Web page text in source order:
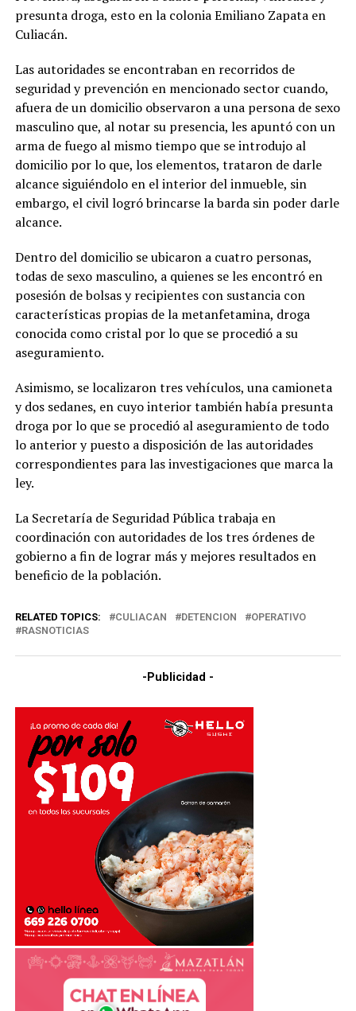
presunta droga, esto en la colonia Emiliano Zapata en
Culiacán.
Las autoridades se encontraban en recorridos de
seguridad y prevención en mencionado sector cuando,
afuera de un domicilio observaron a una persona de sexo
masculino que, al notar su presencia, les apuntó con un
arma de fuego al mismo tiempo que se introdujo al
domicilio por lo que, los elementos, trataron de darle
alcance siguiéndolo en el interior del inmueble, sin
embargo, el civil logró brincarse la barda sin poder darle
alcance.
Dentro del domicilio se ubicaron a cuatro personas,
todas de sexo masculino, a quienes se les encontró en
posesión de bolsas y recipientes con sustancia con
características propias de la metanfetamina, droga
conocida como cristal por lo que se procedió a su
aseguramiento.
Asimismo, se localizaron tres vehículos, una camioneta
y dos sedanes, en cuyo interior también había presunta
droga por lo que se procedió al aseguramiento de todo
lo anterior y puesto a disposición de las autoridades
correspondientes para las investigaciones que marca la
ley.
La Secretaría de Seguridad Pública trabaja en
coordinación con autoridades de los tres órdenes de
gobierno a fin de lograr más y mejores resultados en
beneficio de la población.
RELATED TOPICS: CULIACAN DETENCION
OPERATIVO
RASNOTICIAS
-Publicidad -